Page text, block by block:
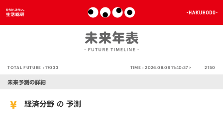
TOTAL FUTURE :17033 TIME :2026.08.09 11:40:37 > 2150
未来予測の詳細
経済分野 の 予測